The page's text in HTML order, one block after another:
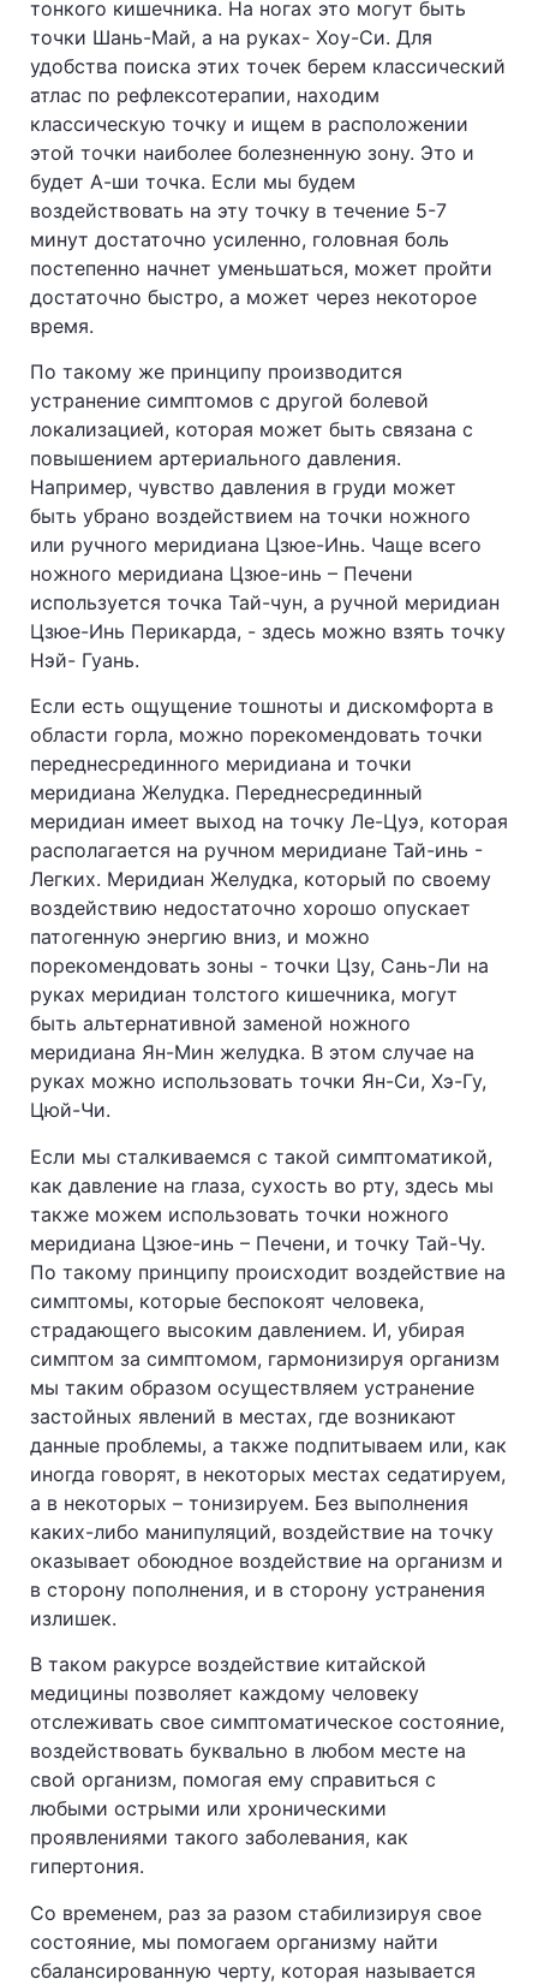
тонкого кишечника. На ногах это могут быть
точки Шань-Май, а на руках- Хоу-Си. Для
удобства поиска этих точек берем классический
атлас по рефлексотерапии, находим
классическую точку и ищем в расположении
этой точки наиболее болезненную зону. Это и
будет А-ши точка. Если мы будем
воздействовать на эту точку в течение 5-7
минут достаточно усиленно, головная боль
постепенно начнет уменьшаться, может пройти
достаточно быстро, а может через некоторое
время.
По такому же принципу производится
устранение симптомов с другой болевой
локализацией, которая может быть связана с
повышением артериального давления.
Например, чувство давления в груди может
быть убрано воздействием на точки ножного
или ручного меридиана Цзюе-Инь. Чаще всего
ножного меридиана Цзюе-инь – Печени
используется точка Тай-чун, а ручной меридиан
Цзюе-Инь Перикарда, - здесь можно взять точку
Нэй- Гуань.
Если есть ощущение тошноты и дискомфорта в
области горла, можно порекомендовать точки
переднесрединного меридиана и точки
меридиана Желудка. Переднесрединный
меридиан имеет выход на точку Ле-Цуэ, которая
располагается на ручном меридиане Тай-инь -
Легких. Меридиан Желудка, который по своему
воздействию недостаточно хорошо опускает
патогенную энергию вниз, и можно
порекомендовать зоны - точки Цзу, Сань-Ли на
руках меридиан толстого кишечника, могут
быть альтернативной заменой ножного
меридиана Ян-Мин желудка. В этом случае на
руках можно использовать точки Ян-Си, Хэ-Гу,
Цюй-Чи.
Если мы сталкиваемся с такой симптоматикой,
как давление на глаза, сухость во рту, здесь мы
также можем использовать точки ножного
меридиана Цзюе-инь – Печени, и точку Тай-Чу.
По такому принципу происходит воздействие на
симптомы, которые беспокоят человека,
страдающего высоким давлением. И, убирая
симптом за симптомом, гармонизируя организм
мы таким образом осуществляем устранение
застойных явлений в местах, где возникают
данные проблемы, а также подпитываем или, как
иногда говорят, в некоторых местах седатируем,
а в некоторых – тонизируем. Без выполнения
каких-либо манипуляций, воздействие на точку
оказывает обоюдное воздействие на организм и
в сторону пополнения, и в сторону устранения
излишек.
В таком ракурсе воздействие китайской
медицины позволяет каждому человеку
отслеживать свое симптоматическое состояние,
воздействовать буквально в любом месте на
свой организм, помогая ему справиться с
любыми острыми или хроническими
проявлениями такого заболевания, как
гипертония.
Со временем, раз за разом стабилизируя свое
состояние, мы помогаем организму найти
сбалансированную черту, которая называется